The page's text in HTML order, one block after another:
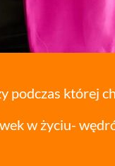
podczas której
w życiu-